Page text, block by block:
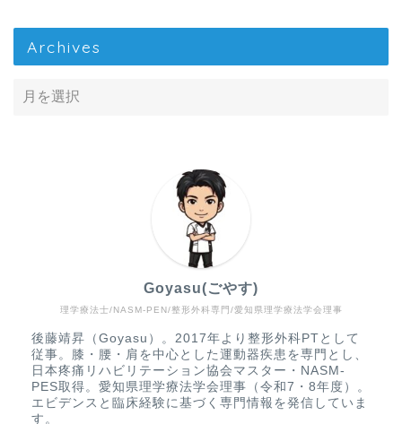
Archives
理学療法士/NASM-PEN/整形外科専門/愛知県理学療法学会理事
Goyasu(ごやす)
後藤靖昇（Goyasu）。2017年より整形外科PTとして
従事。膝・腰・肩を中心とした運動器疾患を専門とし、
日本疼痛リハビリテーション協会マスター・NASM-
PES取得。愛知県理学療法学会理事（令和7・8年度）。
エビデンスと臨床経験に基づく専門情報を発信していま
す。
疾患から探す